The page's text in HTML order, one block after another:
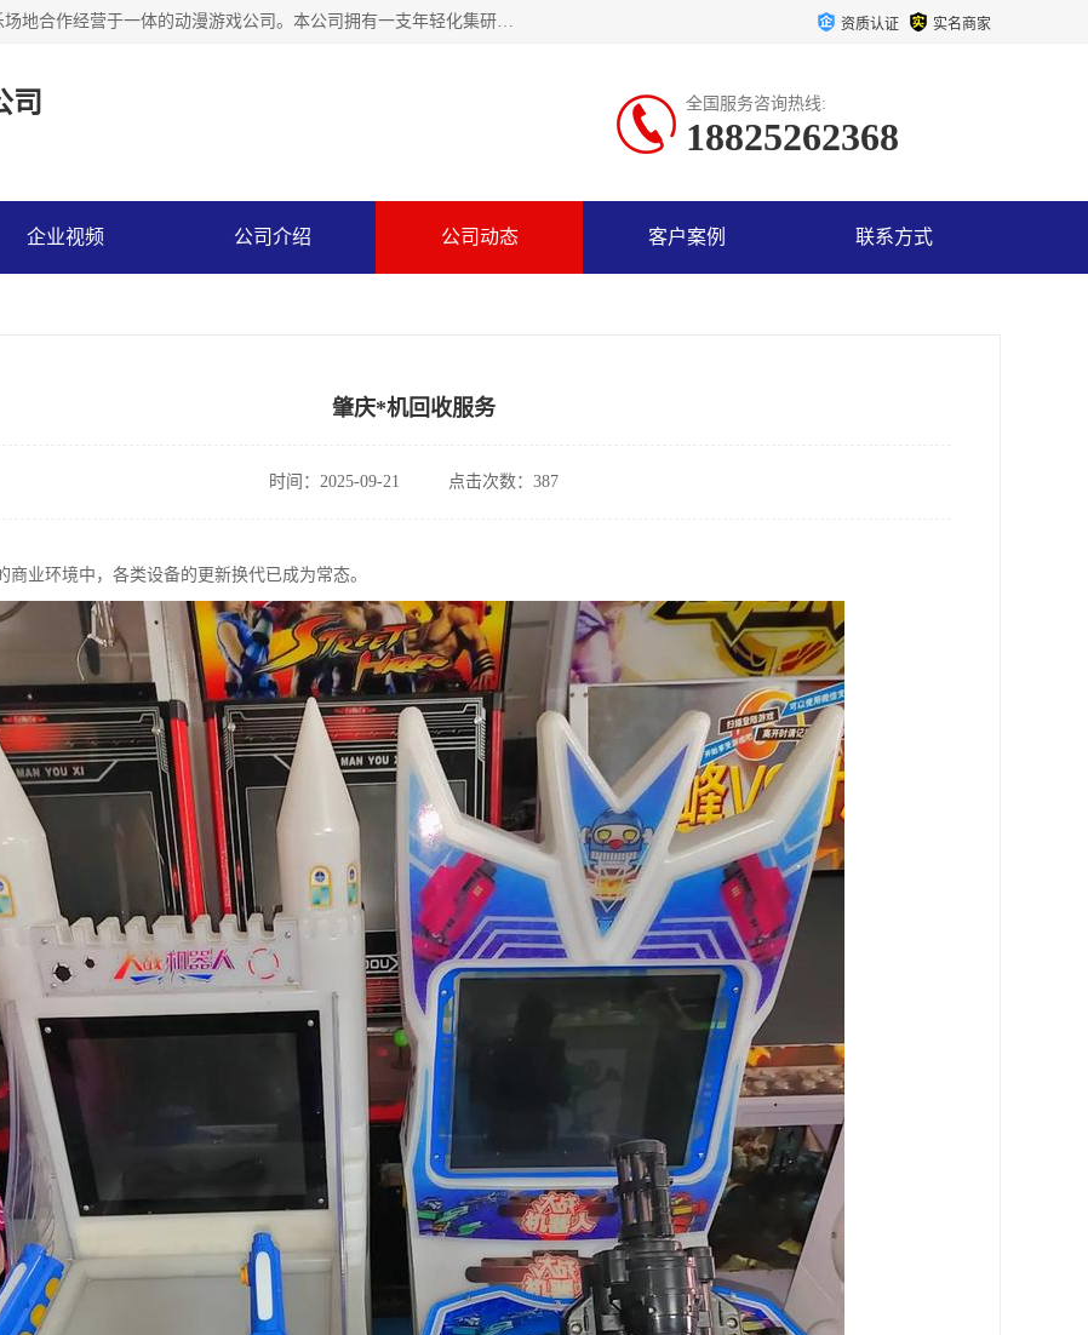
广州华耀动漫科技有限公司是一家集研发、生产、销售、娱乐场地合作经营于一体的动漫游戏公司。本公司拥有一支年轻化集研发生产到售后服务的队伍，及时地为客户提供、赚钱的产品。本公司以雄厚的实力、合理的价格、优良的服务与多家企业建立了长期的合作关系。热诚欢迎各界前来参观、考察、洽谈业务。目前公司经营的产品有：各种捕渔游戏机系列，大型模拟机系列、轮盘机系列、连线机系列、框体机系列、玛莉机系列等。 资质认证 实名商家
司 全国服务咨询热线:
18825262368
企业视频 公司介绍 公司动态 客户案例 联系方式
肇庆*机回收服务
时间：2025-09-21 点击次数：387
商业环境中，各类设备的更新换代已成为常态。